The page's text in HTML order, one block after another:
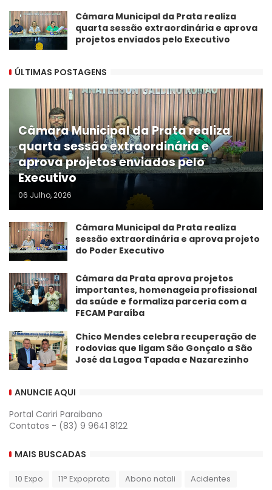
Câmara Municipal da Prata realiza
quarta sessão extraordinária e aprova
projetos enviados pelo Executivo
ÚLTIMAS POSTAGENS
Câmara Municipal da Prata realiza
quarta sessão extraordinária e
aprova projetos enviados pelo
Executivo
06 Julho, 2026
Câmara Municipal da Prata realiza
sessão extraordinária e aprova projeto
do Poder Executivo
​Câmara da Prata aprova projetos
importantes, homenageia profissional
da saúde e formaliza parceria com a
FECAM Paraíba
Chico Mendes celebra recuperação de
rodovias que ligam São Gonçalo a São
José da Lagoa Tapada e Nazarezinho
ANUNCIE AQUI
Portal Cariri Paraibano
Contatos - (83) 9 9641 8122
MAIS BUSCADAS
10 Expo 11° Expoprata Abono natali
Acidentes